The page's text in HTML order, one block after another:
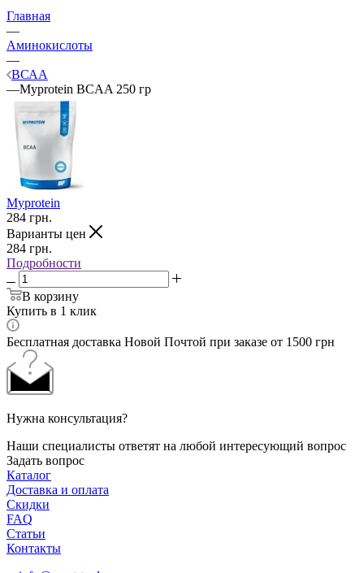
Главная
—
Аминокислоты
—
ВСАА
—Myprotein BCAA 250 гр
Myprotein
284 грн.
Варианты цен
284 грн.
Подробности
В корзину
Купить в 1 клик
Бесплатная доставка Новой Почтой при заказе от 1500 грн
Нужна консультация?
Наши специалисты ответят на любой интересующий вопрос
Задать вопрос
Каталог
Доставка и оплата
Скидки
FAQ
Статьи
Контакты